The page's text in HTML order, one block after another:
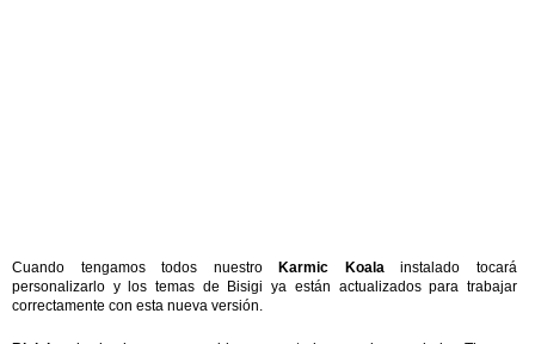
Cuando tengamos todos nuestro Karmic Koalainstalado tocará
personalizarlo y los temas de Bisigi ya están actualizados para trabajar
correctamente con esta nueva versión.